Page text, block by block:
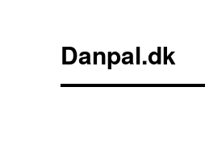
Danpal.dk